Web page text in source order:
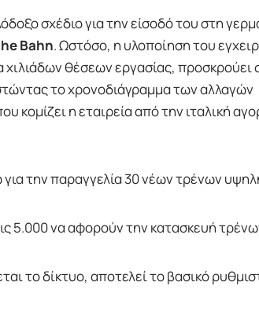
σχέδιο για την είσοδό του στη
Bahn. Ωστόσο, η υλοποίηση του
θέσεων εργασίας, προσκρούει
το χρονοδιάγραμμα των αλλαγών
κομίζει η εταιρεία από την ιταλική
την παραγγελία 30 νέων τρένων
5.000 να αφορούν την κατασκευή
το δίκτυο, αποτελεί το βασικό